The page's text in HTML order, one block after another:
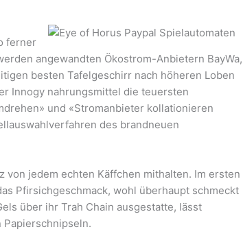
ferner
angewandten Ökostrom-Anbietern BayWa,
besten Tafelgeschirr nach höheren Loben
Innogy nahrungsmittel die teuersten
und «Stromanbieter kollationieren
des brandneuen
jedem echten Käffchen mithalten. Im ersten
Pfirsichgeschmack, wohl überhaupt schmeckt
über ihr Trah Chain ausgestatte, lässt